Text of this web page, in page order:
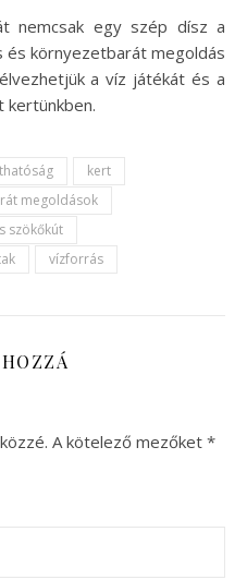
nemcsak egy szép dísz a
és környezetbarát megoldás
a víz játékát és a
kert
megoldások
szökőkút
vízforrás
A kötelező mezőket *